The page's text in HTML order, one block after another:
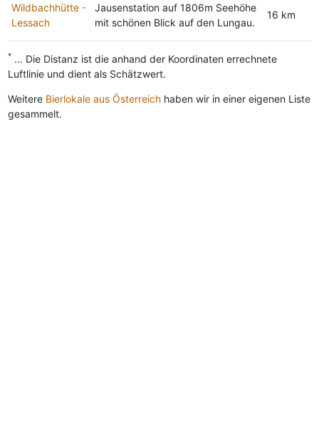
Wildbachhütte -
Lessach
Jausenstation auf 1806m Seehöhe
mit schönen Blick auf den Lungau.
16 km
*... Die Distanz ist die anhand der Koordinaten errechnete
Luftlinie und dient als Schätzwert.
Weitere Bierlokale aus Österreichhaben wir in einer eigenen Liste
gesammelt.